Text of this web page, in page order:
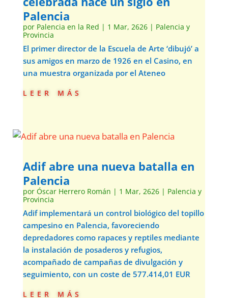
Palencia
por Palencia en la Red | 1 Mar, 2626| Palencia y
Provincia
El primer director de la Escuela de Arte ‘dibujó’ a
sus amigos en marzo de 1926 en el Casino, en
una muestra organizada por el Ateneo
leer más
Adif abre una nueva batalla en
Palencia
por Óscar Herrero Román | 1 Mar, 2626| Palencia y
Provincia
Adif implementará un control biológico del topillo
campesino en Palencia, favoreciendo
depredadores como rapaces y reptiles mediante
la instalación de posaderos y refugios,
acompañado de campañas de divulgación y
seguimiento, con un coste de 577.414,01 EUR
leer más